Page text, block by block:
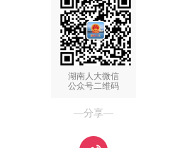
湖南人大微信
公众号二维码
—分享—